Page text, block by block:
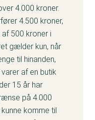
4.000 kroner.
4.500 kroner,
500 kroner i
gælder kun, når
til hinanden,
af en butik
15 år har
på 4.000
komme til